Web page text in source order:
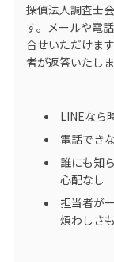
探偵法人調査士
す。メールや電
合せいただけま
者が返答いたしま
LINEなら
電話でき
誰にも知
心配なし
担当者が
煩わしさ